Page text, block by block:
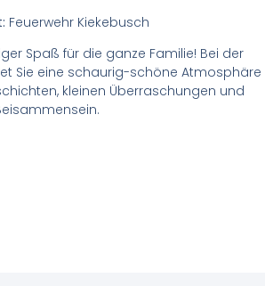
Feuerwehr Kiekebusch
Spaß für die ganze Familie! Bei der
Sie eine schaurig-schöne Atmosphäre
kleinen Überraschungen und